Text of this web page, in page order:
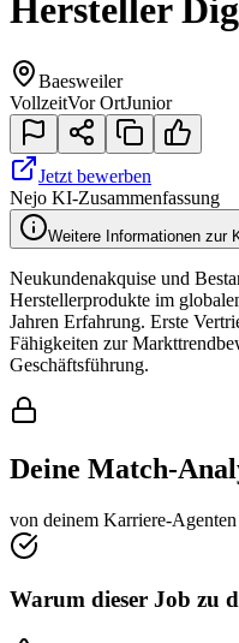
Hersteller
Baesweiler
VollzeitVor OrtJunior
Jetzt bewerben
Nejo KI-Zusammenfassung
Weitere Informationen zur
Neukundenakquise und
Herstellerprodukte im
Jahren Erfahrung. Erste
Fähigkeiten zur
Geschäftsführung.
Deine Match-
von deinem Karriere-Agenten
Warum dieser Job zu